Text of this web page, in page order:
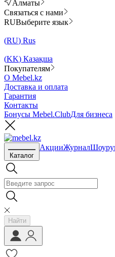
Алматы
Связаться с нами
RUВыберите язык
(RU) Rus
(KK) Казақша
Покупателям
О Mebel.kz
Доставка и оплата
Гарантия
Контакты
Бонусы Mebel.ClubДля бизнеса
Каталог
АкцииЖурнал
Найти